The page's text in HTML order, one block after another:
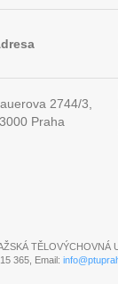
2744/3,
Praha
TĚLOVÝCHOVNÁ
365, Email: